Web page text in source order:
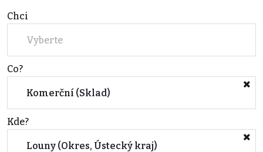
Chci
Vyberte
Co?
Komerční (Sklad)
Kde?
Louny (Okres, Ústecký kraj)